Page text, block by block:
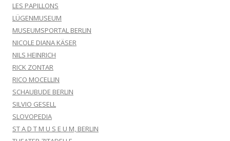
LES PAPILLONS
LÜGENMUSEUM
MUSEUMSPORTAL BERLIN
NICOLE DIANA KÄSER
NILS HEINRICH
RICK ZONTAR
RICO MOCELLIN
SCHAUBUDE BERLIN
SILVIO GESELL
SLOVOPEDIA
ST A D T M U S E U M, BERLIN